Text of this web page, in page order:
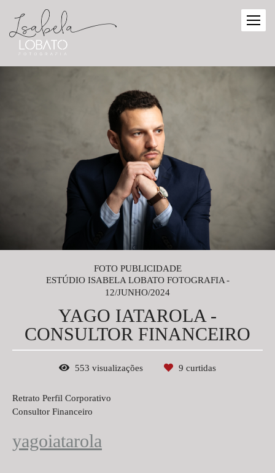
FOTO PUBLICIDADE
ESTÚDIO ISABELA LOBATO FOTOGRAFIA
12/JUNHO/2024
YAGO IATAROLA -
CONSULTOR FINANCEIRO
553 visualizações 9 curtidas
Retrato Perfil Corporativo
Consultor Financeiro
yagoiatarola